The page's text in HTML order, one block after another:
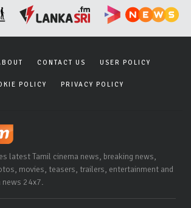
CONTACT US USER POLICY
POLICY PRIVACY POLICY
latest Tamil cinema news, breaking news,
movies, teasers, trailers, entertainment and
news 24x7.